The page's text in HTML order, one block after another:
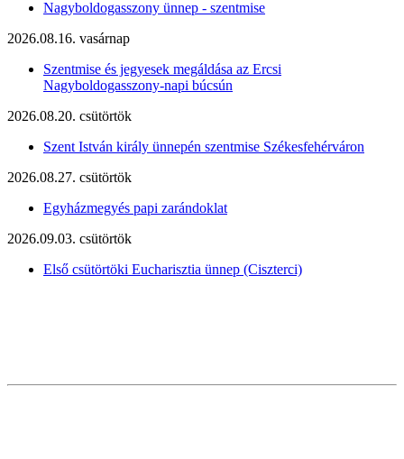
Nagyboldogasszony ünnep - szentmise
2026.08.16. vasárnap
Szentmise és jegyesek megáldása az Ercsi
Nagyboldogasszony-napi búcsún
2026.08.20. csütörtök
Szent István király ünnepén szentmise Székesfehérváron
2026.08.27. csütörtök
Egyházmegyés papi zarándoklat
2026.09.03. csütörtök
Első csütörtöki Eucharisztia ünnep (Ciszterci)